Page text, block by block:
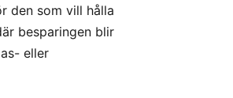
den som vill hålla
besparingen blir
eller